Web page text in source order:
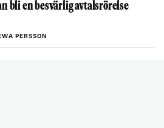
bli en besvärlig avtalsrörelse
PERSSON